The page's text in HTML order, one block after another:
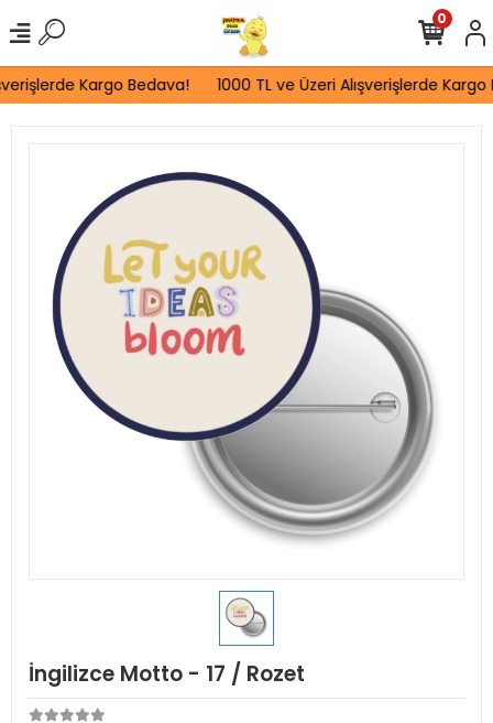
Kargo Bedava! 1000 TL ve Üzeri Alışverişlerde Kargo
0
İngilizce Motto - 17 / Rozet